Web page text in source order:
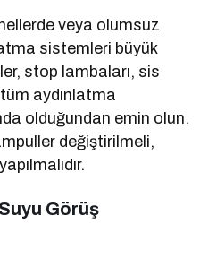
veya olumsuz
sistemleri büyük
stop lambaları, sis
aydınlatma
olduğundan emin olun.
değiştirilmeli,
Görüş